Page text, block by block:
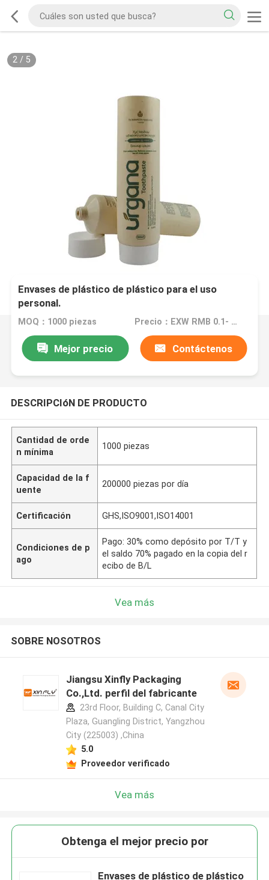
2/ 5
Envases de plástico de plástico para el uso
personal.
MOQ：1000 piezas Precio：EXW RMB 0.1- EXW RMB 5
Mejor precio Contáctenos
DESCRIPCIóN DE PRODUCTO
Cantidad de orde
n mínima
1000 piezas
Capacidad de la f
uente
200000 piezas por día
Certificación GHS,ISO9001,ISO14001
Condiciones de p
ago
Pago: 30% como depósito por T/T y
el saldo 70% pagado en la copia del r
ecibo de B/L
Vea más
SOBRE NOSOTROS
Jiangsu Xinfly Packaging
Co.,Ltd. perfil del fabricante
23rd Floor, Building C, Canal City
Plaza, Guangling District, Yangzhou
City (225003) ,China
5.0
Proveedor verificado
Vea más
Obtenga el mejor precio por
Envases de plástico de plástico